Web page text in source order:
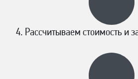
Рассчитываем стоимость и